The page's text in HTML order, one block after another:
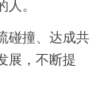
。
碰撞、达成共
展，不断提